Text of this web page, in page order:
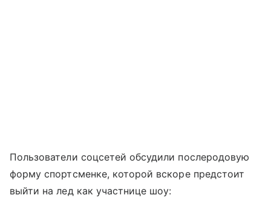
Пользователи соцсетей обсудили послеродовую
форму спортсменке, которой вскоре предстоит
выйти на лед как участнице шоу: